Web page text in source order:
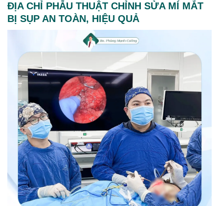
ĐỊA CHỈ PHẪU THUẬT CHỈNH SỬA MÍ MẮT
BỊ SỤP AN TOÀN, HIỆU QUẢ